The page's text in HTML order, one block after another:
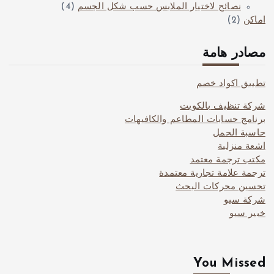
نصائح لاختيار الملابس حسب شكل الجسم(4)
اماكن(2)
مصادر هامة
تطبيق اكواد خصم
شركة تنظيف بالكويت
برنامج حسابات المطاعم والكافيهات
حاسبة الحمل
اشعة منزلية
مكتب ترجمة معتمد
ترجمة علامة تجارية معتمدة
تحسين محركات البحث
شركة سيو
خبير سيو
You Missed